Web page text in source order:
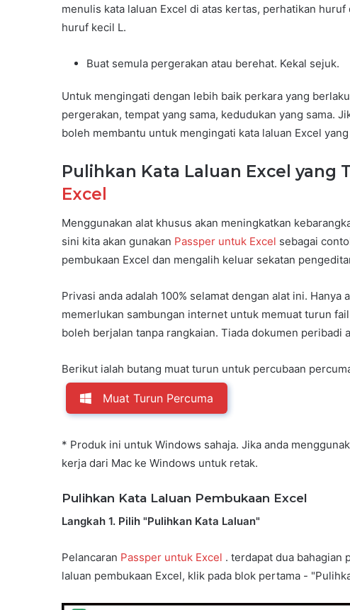
menulis kata laluan Excel di atas kertas, perhatikan
huruf kecil L.
Buat semula pergerakan atau berehat. Kekal sejuk.
Untuk mengingati dengan lebih baik perkara yang
pergerakan, tempat yang sama, kedudukan yang sama.
boleh membantu untuk mengingati kata laluan Excel
Pulihkan Kata Laluan Excel yang
Excel
Menggunakan alat khusus akan meningkatkan
sini kita akan gunakan Passper untuk Excel sebagai
pembukaan Excel dan mengalih keluar sekatan
Privasi anda adalah 100% selamat dengan alat ini. Hanya
memerlukan sambungan internet untuk memuat turun
boleh berjalan tanpa rangkaian. Tiada dokumen peribadi
Berikut ialah butang muat turun untuk percubaan
Muat Turun Percuma
* Produk ini untuk Windows sahaja. Jika anda
kerja dari Mac ke Windows untuk retak.
Pulihkan Kata Laluan Pembukaan Excel
Langkah 1. Pilih "Pulihkan Kata Laluan"
Pelancaran Passper untuk Excel . terdapat dua bahagian
laluan pembukaan Excel, klik pada blok pertama -